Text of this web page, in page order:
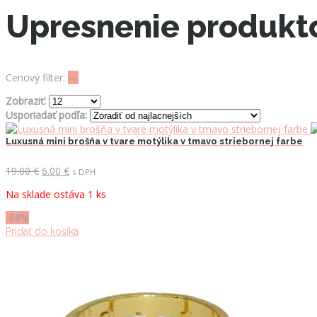
Upresnenie
Cenový filter: —
Zobraziť:
Usporiadať podľa:
Luxusná mini brošňa v tvare motýlika v tmavo striebornej farbe
19.00€ Pôvodná
bola:
6.00 €Aktuálna
je:
s DPH
Na sklade ostáva 1 ks
-68%
Pridať do košíka